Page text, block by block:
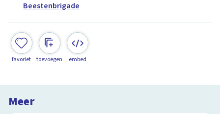
Beestenbrigade
favoriet toevoegen embed
Meer